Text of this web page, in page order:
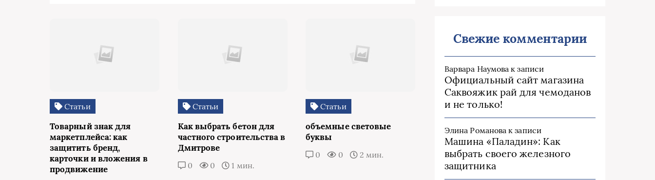
Статьи
Товарный знак для
маркетплейса: как
защитить бренд,
карточки и вложения в
продвижение
Статьи
Как выбрать бетон для
частного строительства в
Дмитрове
0 0 1 мин.
Статьи
объемные световые
буквы
0 0 2 мин.
Свежие комментарии
Варвара Наумова к записи
Официальный сайт магазина
Саквояжик рай для чемоданов
и не только!
Элина Романова к записи
Машина «Паладин»: Как
выбрать своего железного
защитника